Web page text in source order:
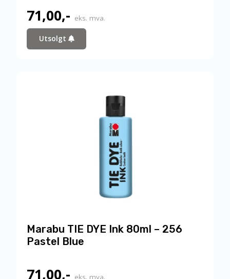
71,00,- eks. mva.
Utsolgt
Marabu TIE DYE Ink 80ml – 256
Pastel Blue
71,00,- eks. mva.